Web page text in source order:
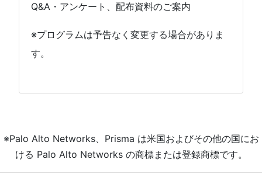
Q&A・アンケート、配布資料のご案内
※プログラムは予告なく変更する場合がありま
す。
※Palo Alto Networks、Prisma は米国およびその他の国にお
ける Palo Alto Networks の商標または登録商標です。